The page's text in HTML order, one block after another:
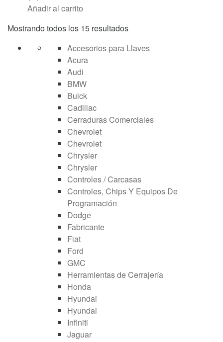
Añadir al carrito
Mostrando todos los 15 resultados
Accesorios para Llaves
Acura
Audi
BMW
Buick
Cadillac
Cerraduras Comerciales
Chevrolet
Chevrolet
Chrysler
Chrysler
Controles / Carcasas
Controles, Chips Y Equipos De
Programación
Dodge
Fabricante
Fiat
Ford
GMC
Herramientas de Cerrajería
Honda
Hyundai
Hyundai
Infiniti
Jaguar